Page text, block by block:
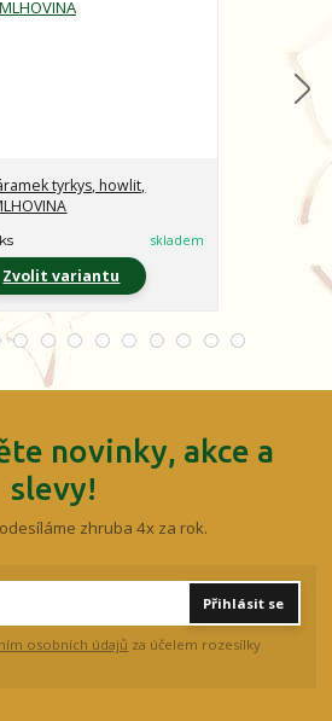
tyrkys, howlit,
ks skladem
Zvolit variantu
CHARAKTER
novinky, akce a
slevy!
zhruba 4x za rok.
Přihlásit se
osobních údajů za účelem rozesílky